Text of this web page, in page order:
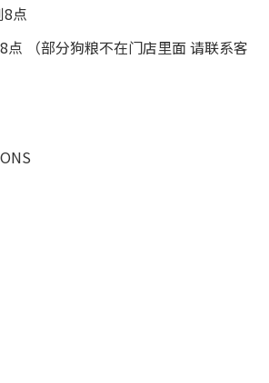
点
点 （部分狗粮不在门店里面 请联系客